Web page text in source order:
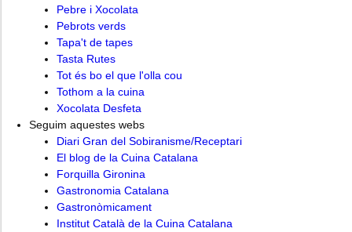
Pebre i Xocolata
Pebrots verds
Tapa't de tapes
Tasta Rutes
Tot és bo el que l'olla cou
Tothom a la cuina
Xocolata Desfeta
Seguim aquestes webs
Diari Gran del Sobiranisme/Receptari
El blog de la Cuina Catalana
Forquilla Gironina
Gastronomia Catalana
Gastronòmicament
Institut Català de la Cuina Catalana